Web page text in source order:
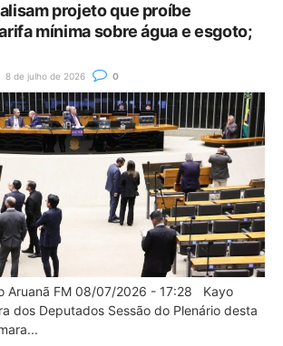
projeto que proíbe
mínima sobre água e esgoto;
8 de julho de 2026 0
Aruanã FM 08/07/2026 - 17:28 Kayo
dos Deputados Sessão do Plenário desta